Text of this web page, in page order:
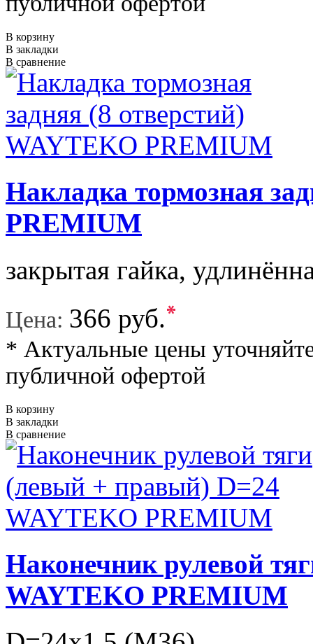
В корзину
В закладки
В сравнение
Накладка тормозная
PREMIUM
закрытая гайка,
Цена: 366 руб.*
* Актуальные цены
публичной офертой
В корзину
В закладки
В сравнение
Наконечник рулевой
WAYTEKO PREMIUM